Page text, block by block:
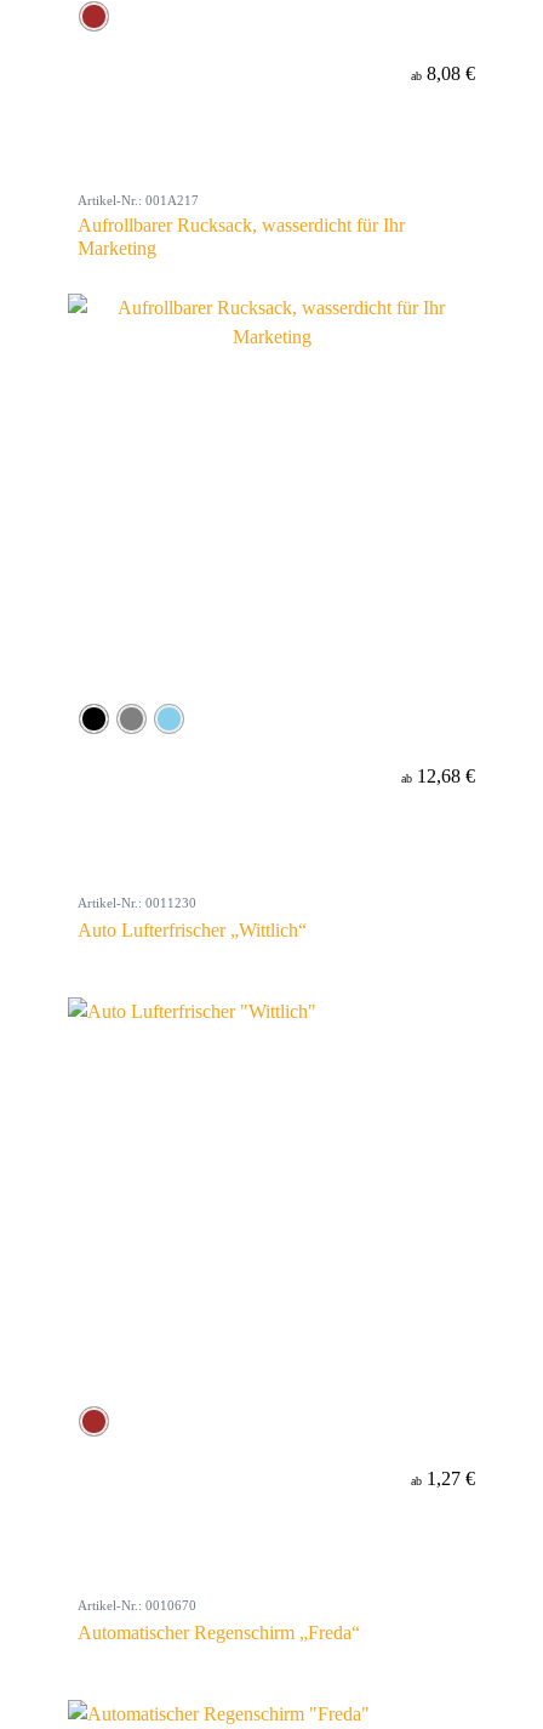
ab 8,08 €
Artikel-Nr.: 001A217
Aufrollbarer Rucksack, wasserdicht für Ihr
Marketing
ab 12,68 €
Artikel-Nr.: 0011230
Auto Lufterfrischer „Wittlich“
ab 1,27 €
Artikel-Nr.: 0010670
Automatischer Regenschirm „Freda“